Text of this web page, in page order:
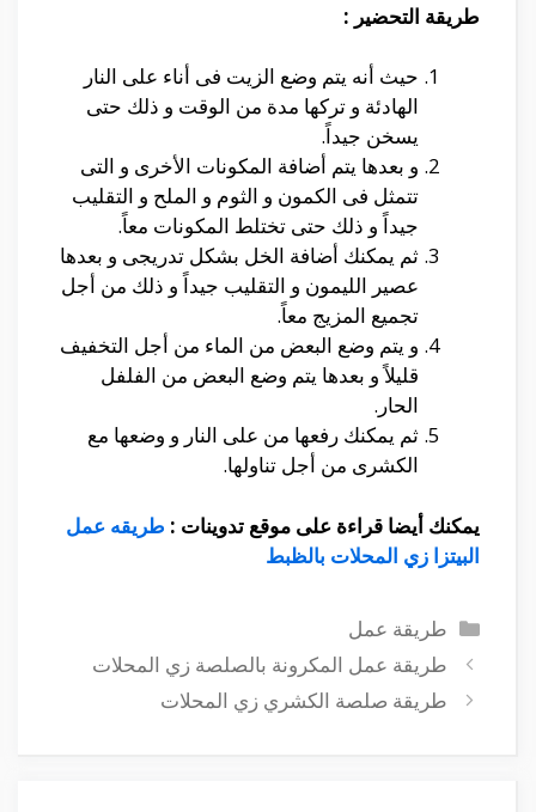
طريقة التحضير :
حيث أنه يتم وضع الزيت فى أناء على النار
الهادئة و تركها مدة من الوقت و ذلك حتى
يسخن جيداً.
و بعدها يتم أضافة المكونات الأخرى و التى
تتمثل فى الكمون و الثوم و الملح و التقليب
جيداً و ذلك حتى تختلط المكونات معاً.
ثم يمكنك أضافة الخل بشكل تدريجى و بعدها
عصير الليمون و التقليب جيداً و ذلك من أجل
تجميع المزيج معاً.
و يتم وضع البعض من الماء من أجل التخفيف
قليلاً و بعدها يتم وضع البعض من الفلفل
الحار.
ثم يمكنك رفعها من على النار و وضعها مع
الكشرى من أجل تناولها.
يمكنك أيضا قراءة على موقع تدوينات : طريقه عمل
البيتزا زي المحلات بالظبط
التصنيفات
طريقة عمل
طريقة عمل المكرونة بالصلصة زي المحلات
طريقة صلصة الكشري زي المحلات